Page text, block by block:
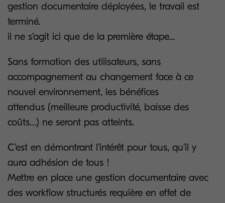
gestion documentaire déployées, le travail est
terminé.
il ne s’agit ici que de la première étape...
Sans formation des utilisateurs, sans
accompagnement au changement face à ce
nouvel environnement, les bénéfices
attendus (meilleure productivité, baisse des
coûts…) ne seront pas atteints.
C’est en démontrant l’intérêt pour tous, qu’il y
aura adhésion de tous !
Mettre en place une gestion documentaire avec
des workflow structurés requière en effet de